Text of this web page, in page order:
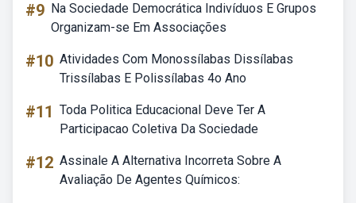
#9 Na Sociedade Democrática Indivíduos E Grupos
Organizam-se Em Associações
#10 Atividades Com Monossílabas Dissílabas
Trissílabas E Polissílabas 4o Ano
#11 Toda Politica Educacional Deve Ter A
Participacao Coletiva Da Sociedade
#12 Assinale A Alternativa Incorreta Sobre A
Avaliação De Agentes Químicos: